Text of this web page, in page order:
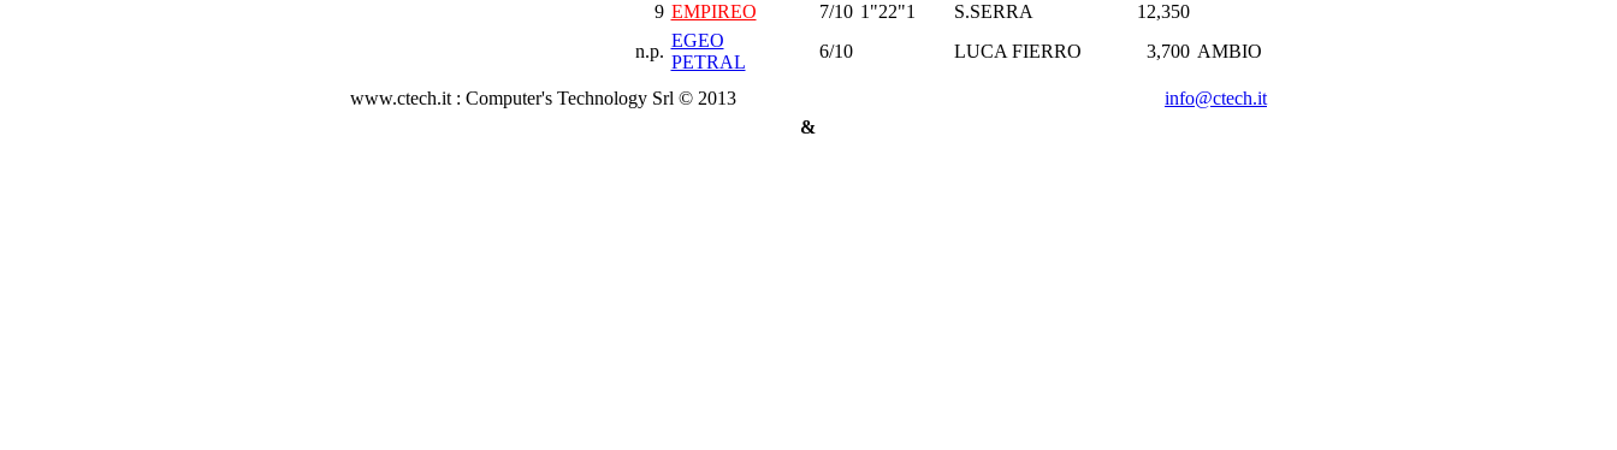
9 EMPIREO 7/10 1"22"1 S.SERRA
12,350
n.p.
EGEO
PETRAL
6/10 LUCA FIERRO 3,700 AMBIO
www.ctech.it : Computer's Technology Srl © 2013
info@ctech.it
&